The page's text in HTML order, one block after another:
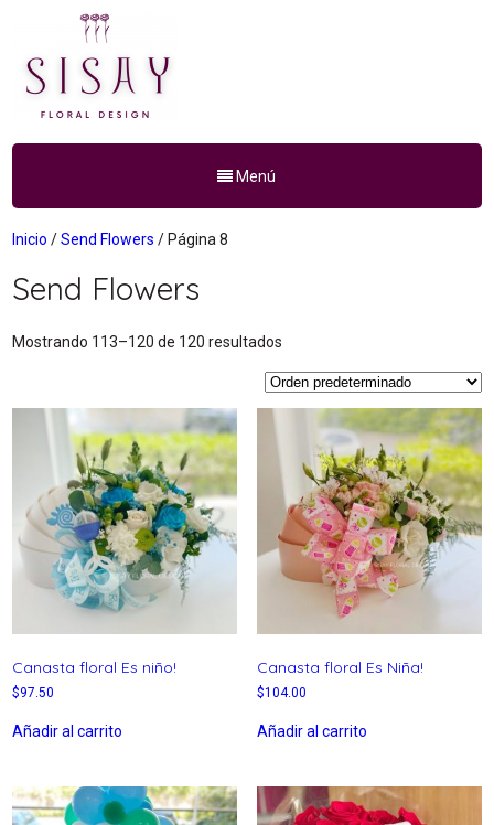
Menú
Inicio /Send Flowers / Página 8
Send Flowers
Mostrando 113–120 de 120 resultados
Canasta floral Es niño!
$97.50
Añadir al carrito
Canasta floral Es Niña!
$104.00
Añadir al carrito